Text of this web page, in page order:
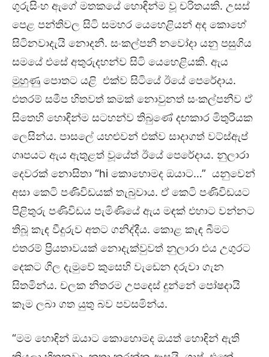
ගුරුසිංහ ඇගේ මතකයේ හොඳින්ම වූ චරිතයකි. උසස්
පෙළ පන්තිවල සිටි සමහර යෙහෙළියන් අද කොහේ
සිටිනවාදැයි නොදනී. සංකල්පනී නවෝදා යනු පසුගිය
සමයේ එසේ අතුරුදහන්ව සිටි යෙහෙළියකි. ඇය
මුහුණු පොතට යළි එක්ව සිටියේ ඊයේ පෙරේදාය.
එතරම් සමීප හිතවත් කමක් නොවුනත් සංකල්පනීව ඒ
සිතෙහි හොඳින්ම සටහන්ව තිබුණේ දඟකාර මිතුරියක
ලෙසින්ය. පාසලේ යහළුවන් එක්ව සාදාගත් වට්ස්ඇප්
ගෘපයට ඇය ඇතුළත් වූයේත් ඊයේ පෙරේදාය. නුලාරා
දෙවරක් නොසිතා “hi කොහොමද ඔයාට…” යනුවෙන්
අසා කෙටි පණිවිඩයක් තැබුවාය. ඒ කෙටි පණිවිඩයට
පිළිතුරු පණිවිඩය පැමිණියේ ඇය මඳක් එහාට වන්නට
තිබූ කැඳ වීදුරුව අතට ගනිද්දීය. කොළ කැඳ බීමට
එතරම් ප්‍රියතාවයක් නොදැක්වුවත් නුලාරා එය උගුරට
දෙකට ගිල දැමුවේ කුසෙහි වැඩෙන දරුවා ගැන
සිතමින්ය. චලක නිතරම උපදෙස් දුන්නේ පෝෂදායි
කෑම ලබා ගත යුතු බව පවසමින්ය.
“මම හොඳින් ඔයාට කොහොමද ඔයත් හොඳින් ඇති